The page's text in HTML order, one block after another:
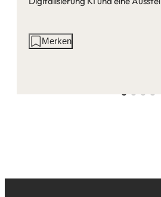
AktionenMerken